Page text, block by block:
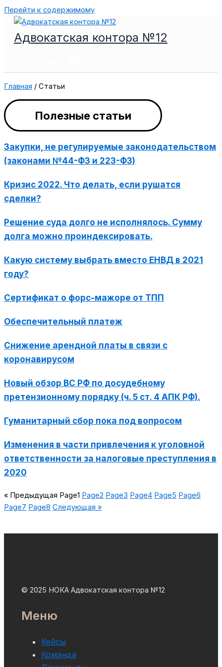
Перейти к содержимому
Адвокатская контора №12
Главная / Статьи
Полезные статьи
Закупки, не регулируемые законодательством
(законами №44-ФЗ и 223-ФЗ)
Кризис 2022. Что делать, если рушатся
сделки?
Решение суда долго не исполнялось. Сумму
долга можно проиндексировать.
Какую систему выбрать вместо ЕНВД в 2021
году?
Сертификат о форс-мажоре от ТПП
Обеспечительный платеж
Снижение арендной платы в связи с
коронавирусом
Новый обзор ВС РФ по досудебному
претензионному порядку (ч. 5 ст. 4 АПК РФ).
Гуманитарный сбор пока под вопросом
Изменения в части привлечения к уголовной
ответственности за налоговые преступления в
2020
« Предыдущая Page1 Page2 Page3 Page4 Page5 Page6
Page7 Page8 Следующая »
© 2025 НОКА Адвокатская контора №12
Меню
Кейсы
Команда